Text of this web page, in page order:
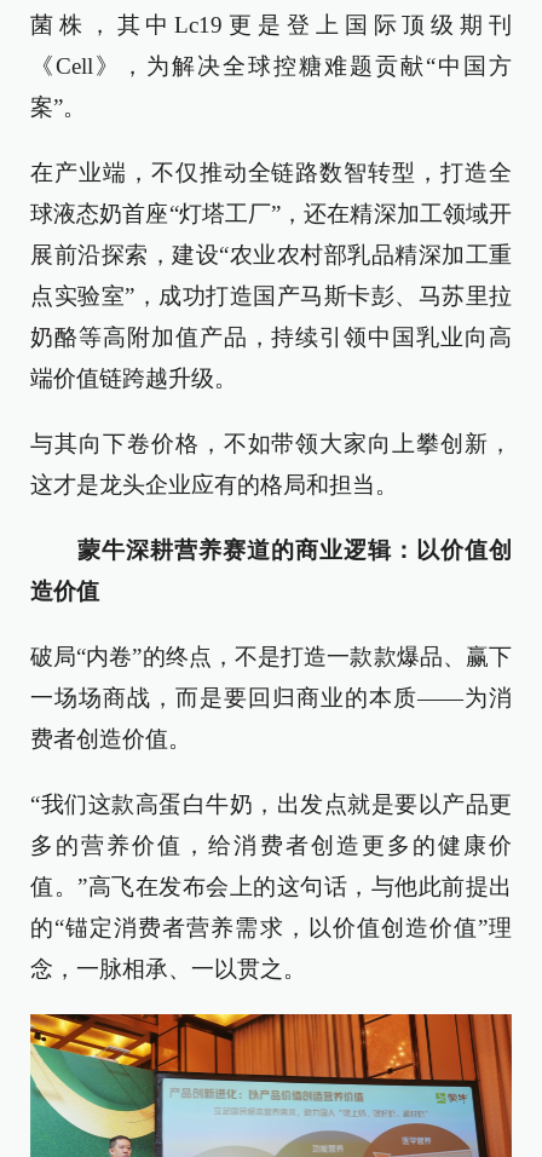
菌株，其中Lc19更是登上国际顶级期刊
《Cell》，为解决全球控糖难题贡献“中国方
案”。
在产业端，不仅推动全链路数智转型，打造全
球液态奶首座“灯塔工厂”，还在精深加工领域开
展前沿探索，建设“农业农村部乳品精深加工重
点实验室”，成功打造国产马斯卡彭、马苏里拉
奶酪等高附加值产品，持续引领中国乳业向高
端价值链跨越升级。
与其向下卷价格，不如带领大家向上攀创新，
这才是龙头企业应有的格局和担当。
蒙牛深耕营养赛道的商业逻辑：以价值创
造价值
破局“内卷”的终点，不是打造一款款爆品、赢下
一场场商战，而是要回归商业的本质——为消
费者创造价值。
“我们这款高蛋白牛奶，出发点就是要以产品更
多的营养价值，给消费者创造更多的健康价
值。”高飞在发布会上的这句话，与他此前提出
的“锚定消费者营养需求，以价值创造价值”理
念，一脉相承、一以贯之。